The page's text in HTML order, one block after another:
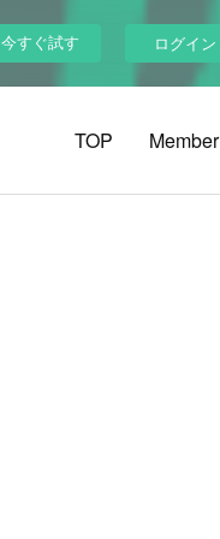
今すぐ試す ログイン
TOP Member